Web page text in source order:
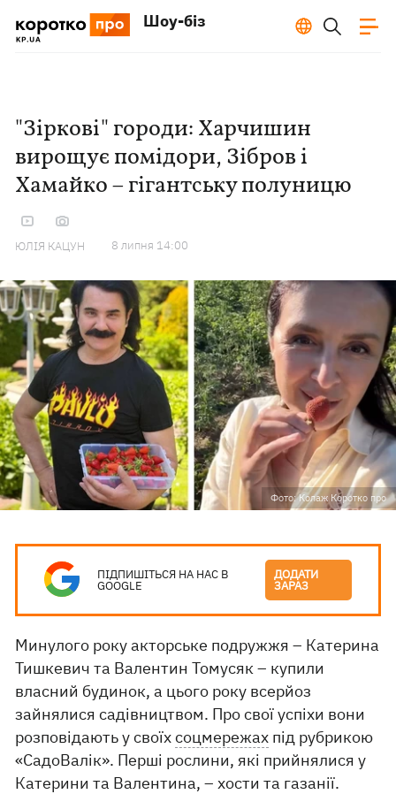
Шоу-біз
"Зіркові" городи: Харчишин
вирощує помідори, Зібров і
Хамайко – гігантську полуницю
ЮЛІЯ КАЦУН 8 липня 14:00
Фото: Колаж Коротко про
ПІДПИШІТЬСЯ НА НАС В
GOOGLE
ДОДАТИ
ЗАРАЗ
Минулого року акторське подружжя – Катерина
Тишкевич та Валентин Томусяк – купили
власний будинок, а цього року всерйоз
зайнялися садівництвом. Про свої успіхи вони
розповідають у своїхсоцмережах під рубрикою
«СадоВалік». Перші рослини, які прийнялися у
Катерини та Валентина, – хости та газанії.